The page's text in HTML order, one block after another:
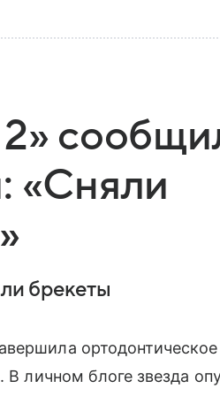
«Сняли
брекеты
личном блоге звезда